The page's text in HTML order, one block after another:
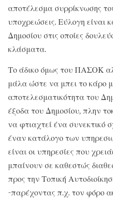
αποτέλεσμα συρρίκνωσης
υποχρεώσεις. Εύλογη είναι
Δημοσίου στις οποίες
κλάσματα.
Το άδικο όμως του ΠΑΣΟΚ
μάλα ώστε να μπει το κάρο
αποτελεσματικότητα του
έξοδα του Δημοσίου, πλην
να φτιαχτεί ένα συνεκτικό
έναν κατάλογο των
είναι οι υπηρεσίες που
μπαίνουν σε καθεστώς
προς την Τοπική
-παρέχοντας π.χ. τον φόρο